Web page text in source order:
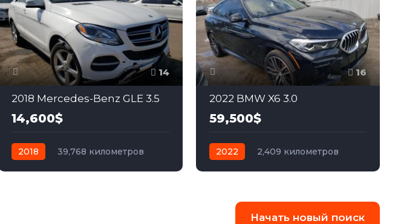
14
2018 Mercedes-Benz GLE 3.5
14,600$
2018
39,768 километров
16
2022 BMW X6 3.0
59,500$
2022
2,409 километров
Начать новый поиск